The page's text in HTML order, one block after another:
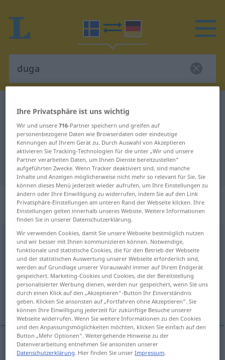
Schwedisch-Deutsch Wörterbuch
Schwedisch-Deutsch Übersetzung
für "duga"
"duga" Deutsch Übersetzung
„duga“: intransitives Verb,
intransitives Zeitwort
duga [˅dʉːga]v/i <2/4>
Übersicht aller Übersetzungen
(Für mehr Details die Übersetzung anklicken/antippen)
taugen, genügen, angehen, passen, sich
eignen
taugen duga
Ihre Privatsphäre ist uns wichtig
Wir und unsere716-Partner speichern und greifen auf
personenbezogene Daten wie Browserdaten oder eindeutige
Kennungen auf Ihrem Gerät zu. Durch Auswahl von Akzeptieren
aktivieren Sie Tracking-Technologien für die unter „Wir und unsere
Partner verarbeiten Daten, um Ihnen Dienste bereitzustellen“
aufgeführten Zwecke. Wenn Tracker deaktiviert sind, sind manche
Inhalte und Anzeigen möglicherweise nicht mehr so relevant für Sie. Sie
können dieses Menü jederzeit wieder aufrufen, um Ihre Einstellungen zu
ändern oder Ihre Einwilligung zu widerrufen, indem Sie auf den Link
Privatsphäre-Einstellungen am unteren Rand der Webseite klicken. Ihre
Einstellungen gelten innerhalb unseres Website. Weitere Informationen
finden Sie in unserer Datenschutzerklärung.
Wir verwenden Cookies, damit Sie unsere Webseite bestmöglich nutzen
und wir besser mit Ihnen kommunizieren können. Notwendige,
funktionale und statistische Cookies, die für den Betrieb der Webseite
und der statistischen Auswertung unserer Webseite erforderlich sind,
werden auf Grundlage unserer Vorauswahl immer auf Ihrem Endgerät
gespeichert. Marketing-Cookies und Cookies, die der Bereitstellung
personalisierter Werbung dienen, werden nur gespeichert, wenn Sie uns
durch einen Klick auf den „Akzeptieren“-Button Ihr Einverständnis
geben. Klicken Sie ansonsten auf „Fortfahren ohne Akzeptieren“. Sie
können Ihre Einwilligung jederzeit für zukünftige Besuche unserer
Webseite widerrufen. Wenn Sie weitere Informationen zu den Cookies
und den Anpassungsmöglichkeiten möchten, klicken Sie einfach auf den
Button „Mehr Optionen“. Weitergehende Hinweise zu der
Datenverarbeitung entnehmen Sie ansonsten unserer
Datenschutzerklärung. Hier finden Sie unserImpressum.